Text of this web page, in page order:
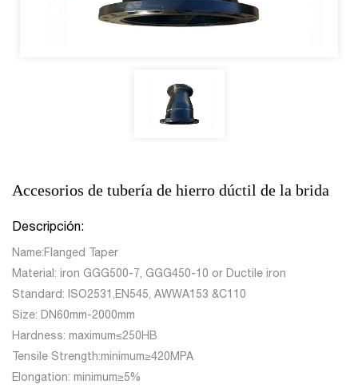
Accesorios de tubería de hierro dúctil de la brida
Descripción:
Name:Flanged Taper
Material: iron GGG500-7, GGG450-10 or Ductile iron
Standard: ISO2531,EN545, AWWA153 &C110
Size: DN60mm-2000mm
Hardness: maximum≤250HB
Tensile Strength:minimum≥420MPA
Elongation: minimum≥5%